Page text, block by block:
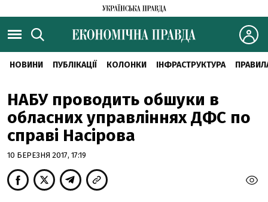
НОВИНИ ПУБЛІКАЦІЇ КОЛОНКИ ІНФРАСТРУКТУРА
НАБУ проводить обшуки в
обласних управліннях ДФС по
справі Насірова
10 БЕРЕЗНЯ 2017, 17:19